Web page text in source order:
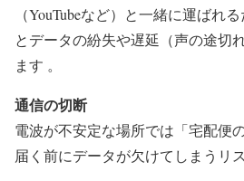
（YouTubeなど）と一緒に運ばれ
とデータの紛失や遅延（声の途切
ます 。
通信の切断
電波が不安定な場所では「宅配便
届く前にデータが欠けてしまうリ